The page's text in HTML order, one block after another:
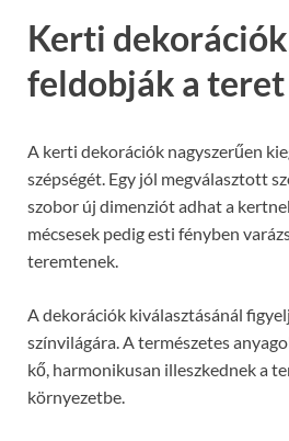
Kerti
feldobják a teret
A kerti dekorációk nagyszerűen
szépségét. Egy jól megválasztott
szobor új dimenziót adhat a
mécsesek pedig esti fényben
teremtenek.
A dekorációk kiválasztásánál
színvilágára. A természetes
kő, harmonikusan illeszkednek a
környezetbe.